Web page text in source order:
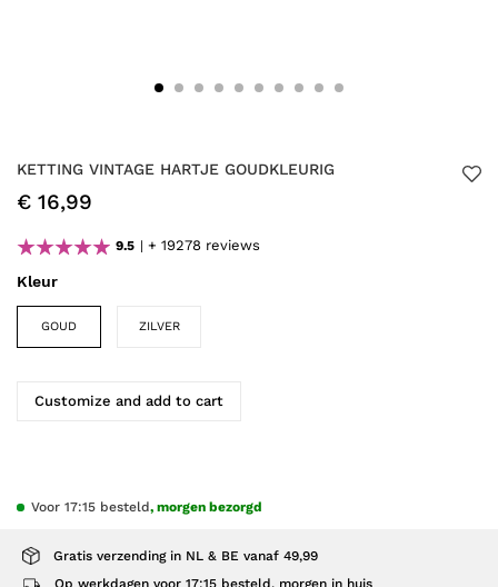
KETTING VINTAGE HARTJE GOUDKLEURIG
Kleur
GOUD ZILVER
9.5 + 19278 reviews
Gratis verzending in NL & BE vanaf 49,99
Op werkdagen voor 17:15 besteld, morgen in huis
€ 16,99
Customize and add to cart
Voor 17:15 besteld, morgen bezorgd